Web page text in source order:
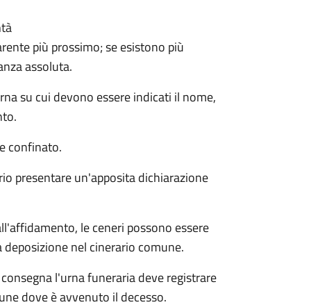
più prossimo; se esistono più
assoluta.
su cui devono essere indicati il nome,
confinato.
presentare un'apposita dichiarazione
le ceneri possono essere
nel cinerario comune.
l'urna funeraria deve registrare
dove è avvenuto il decesso.